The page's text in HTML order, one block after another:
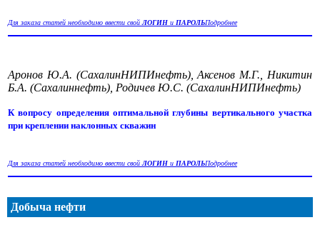
Для заказа статей необходимо ввести свойЛОГИН и ПАРОЛЬПодробнее
Аронов Ю.А. (СахалинНИПИнефть), Аксенов М.Г., Никитин
Б.А. (Сахалиннефть), Родичев Ю.С. (СахалинНИПИнефть)
К вопросу определения оптимальной глубины вертикального участка
при креплении наклонных скважин
Для заказа статей необходимо ввести свойЛОГИН и ПАРОЛЬПодробнее
Добыча нефти